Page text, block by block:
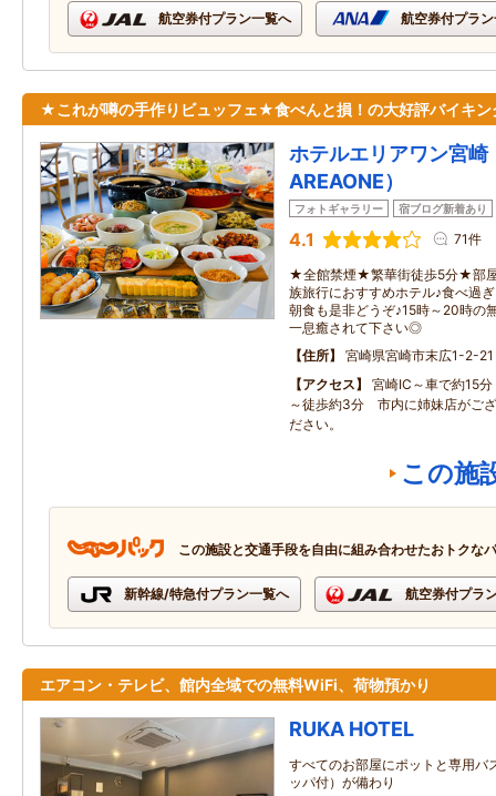
航空券付プラン一覧へ 航空券付プラ
★これが噂の手作りビュッフェ★食べんと損！の大好評バイキン
ホテルエリアワン宮崎
AREAONE）
フォトギャラリー 宿ブログ新着あり
4.1 71件
★全館禁煙★繁華街徒歩5分★部
族旅行におすすめホテル♪食べ過
朝食も是非どうぞ♪15時～20時の
一息癒されて下さい◎
住所
宮崎県宮崎市末広1-2-21
アクセス
宮崎IC～車で約15
～徒歩約3分 市内に姉妹店がご
ださい。
この施
この施設と交通手段を自由に組み合わせたおトクな
新幹線/特急付プラン一覧へ 航空券付プラ
エアコン・テレビ、館内全域での無料WiFi、荷物預かり
RUKA HOTEL
すべてのお部屋にポットと専用バ
ッパ付）が備わり